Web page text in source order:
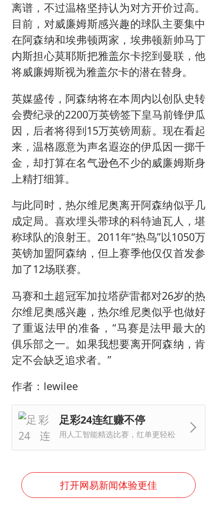
离谱，不过温格坚持认为对方开价过高。
目前，对威廉姆斯感兴趣的球队主要集中
在阿森纳和埃弗顿两家，埃弗顿新帅马丁
内斯担心莫耶斯把雅盖尔卡挖到曼联，他
将威廉姆斯视为雅盖尔卡的潜在替身。
英媒盛传，阿森纳将在本周内以创队史转
会费纪录的2200万英镑签下皇马前锋伊瓜
因，后者将得到15万英镑周薪。现在看起
来，温格愿意为声名遐迩的伊瓜因一掷千
金，却打算在名气逊色不少的威廉姆斯身
上精打细算。
与此同时，热尔维尼奥离开阿森纳似乎几
成定局。喜欢埋头带球的科特迪瓦人，堪
称球队的浪射王。2011年“热鸟”以1050万
英镑加盟阿森纳，但上赛季他仅仅首发参
加了12场联赛。
马赛和土超冠军加拉塔萨雷都对26岁的热
尔维尼奥感兴趣，热尔维尼奥似乎也做好
了重返法甲的准备，“马赛是法甲最大的
俱乐部之一。如果我想要离开阿森纳，肯
定不会缺乏追求者。”
作者：lewilee
足彩24连红赚不停
用人工智能精选比赛，红单更轻松
打开网易新闻体验更佳